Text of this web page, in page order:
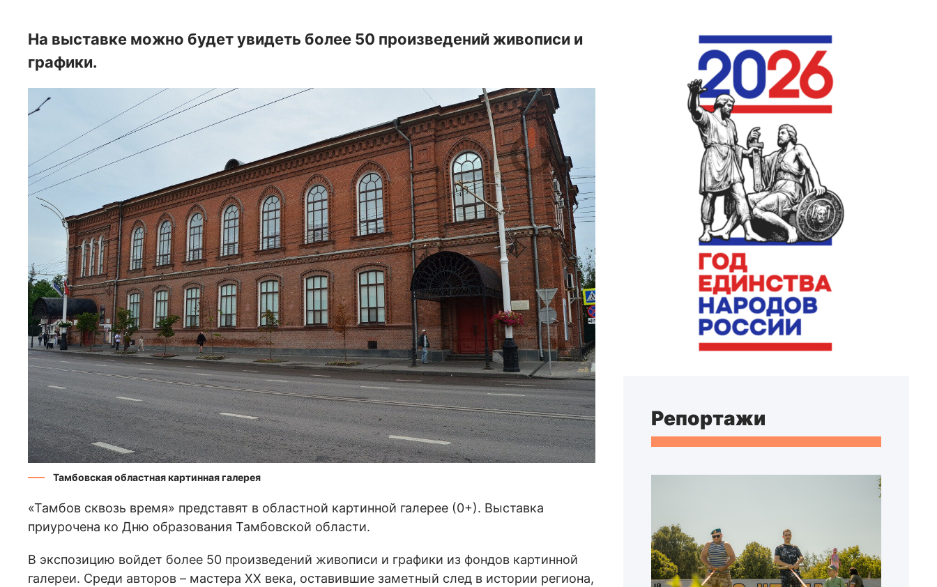
На выставке можно будет увидеть более 50 произведений живописи и
графики.
Тамбовская областная картинная галерея
«Тамбов сквозь время» представят в областной картинной галерее (0+). Выставка
приурочена ко Дню образования Тамбовской области.
В экспозицию войдет более 50 произведений живописи и графики из фондов картинной
галереи. Среди авторов – мастера ХХ века, оставившие заметный след в истории региона,
Репортажи